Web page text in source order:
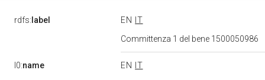
rdfs: label EN
IT
Committenza 1 del bene 1500050986
l0:name EN
IT